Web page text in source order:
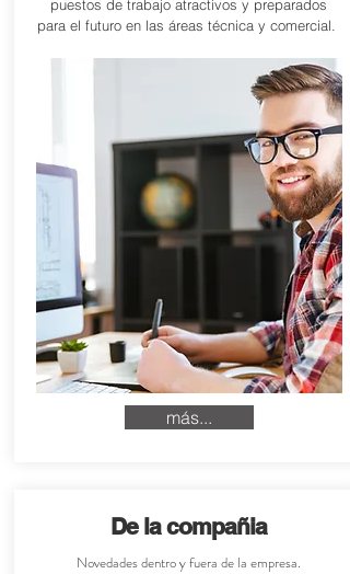
puestos de trabajo atractivos y preparados
para el futuro en las áreas técnica y comercial.
más...
De la compañia
Novedades dentro y fuera de la empresa.